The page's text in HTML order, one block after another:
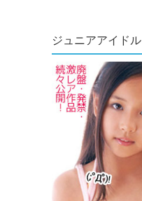
ジュニアアイドル